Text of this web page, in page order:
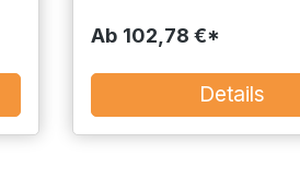
Ab 102,78 €*
Details